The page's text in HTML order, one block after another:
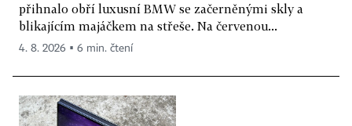
přihnalo obří luxusní BMW se začerněnými skly a
blikajícím majáčkem na střeše. Na červenou...
4. 8. 2026 ▪ 6 min. čtení